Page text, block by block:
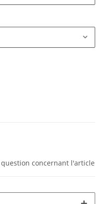
question concernant l'article